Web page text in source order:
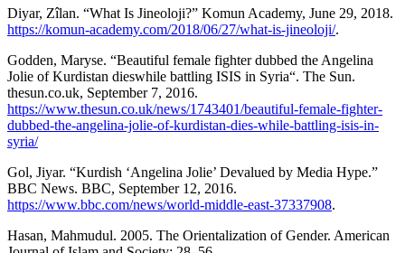
Diyar, Zîlan. “What Is Jineoloji?” Komun Academy, June 29, 2018.
https://komun-academy.com/2018/06/27/what-is-jineoloji/.
Godden, Maryse. “Beautiful female fighter dubbed the Angelina
Jolie of Kurdistan dieswhile battling ISIS in Syria“. The Sun.
thesun.co.uk, September 7, 2016.
https://www.thesun.co.uk/news/1743401/beautiful-female-fighter-
dubbed-the-angelina-jolie-of-kurdistan-dies-while-battling-isis-in-
syria/
Gol, Jiyar. “Kurdish ‘Angelina Jolie’ Devalued by Media Hype.”
BBC News. BBC, September 12, 2016.
https://www.bbc.com/news/world-middle-east-37337908.
Hasan, Mahmudul. 2005. The Orientalization of Gender. American